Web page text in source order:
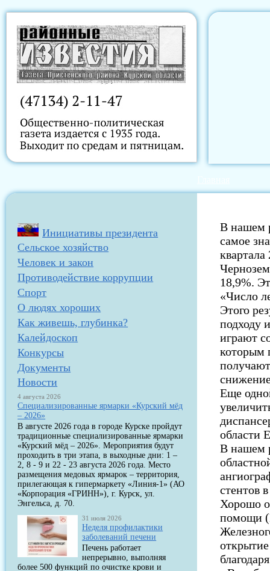
Инициативы президента
Сельское хозяйство
Человек и закон
Противодействие коррупции
Спорт
О людях хороших
Как живешь, глубинка?
Калейдоскоп
Конкурсы
Документы
Новости
4 августа 2026
Специализированные ярмарки «Курский мёд
– 2026»
В августе 2026 года в городе Курске пройдут
традиционные специализированные ярмарки
«Курский мёд – 2026». Мероприятия будут
проходить в три этапа, в выходные дни: 1 –
2, 8 - 9 и 22 - 23 августа 2026 года. Место
размещения медовых ярмарок – территория,
прилегающая к гипермаркету «Линия-1» (АО
«Корпорация «ГРИНН»), г. Курск, ул.
Энгельса, д. 70.
31 июля 2026
Неделя профилактики
заболеваний печени
Печень работает
непрерывно, выполняя
более 500 функций по очистке крови и
В нашем
самое
18,9%.
«Число
Этого
подходу
играют
которым
Еще
области
В нашем
стентов
Хорошо
помощи